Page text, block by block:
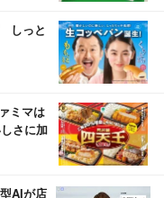
しっと
ミマは
さに加
AIが店